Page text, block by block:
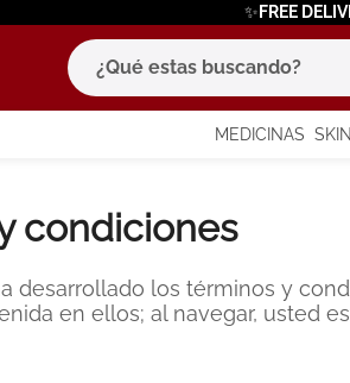
✨FREE
¿Qué estas buscando?
MEDICINAS
condiciones
desarrollado los términos y
en ellos; al navegar, usted
términos más
2. protector solar
3. bioderma
4. pilexil